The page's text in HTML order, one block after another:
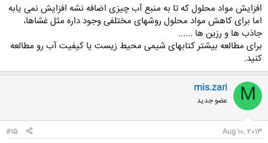
افزایش مواد محلول که تا به منبع آب چیزی اضافه نشه افزایش نمی یابه
اما برای کاهش مواد محلول روشهای مختلفی وجود داره مثل غشاها،
جاذب ها و رزین ها ......
برای مطالعه بیشتر کتابهای شیمی محیط زیست یا کیفیت آب رو مطالعه
کنید.
M
mis.zari
عضو جدید
Aug 10, 2013
#15